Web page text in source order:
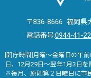
〒836-8666 福岡県
電話番号:0944-41-
[開庁時間]月曜～金曜日の午
日、12月29日～翌年1月3日を
※毎月、原則第２日曜日に市